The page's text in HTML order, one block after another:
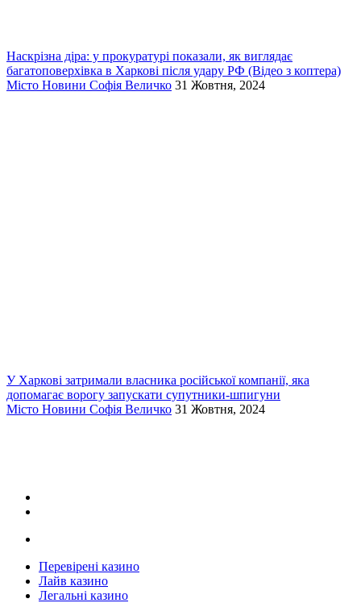
Наскрізна діра: у прокуратурі показали, як виглядає
багатоповерхівка в Харкові після удару РФ (Відео з коптера)
Місто Новини Софія Величко 31 Жовтня, 2024
У Харкові затримали власника російської компанії, яка
допомагає ворогу запускати супутники-шпигуни
Місто Новини Софія Величко 31 Жовтня, 2024
Перевірені казино
Лайв казино
Легальні казино